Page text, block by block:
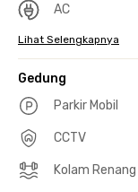
AC
Lihat Selengkapnya
Gedung
Parkir Mobil
CCTV
Kolam Renang